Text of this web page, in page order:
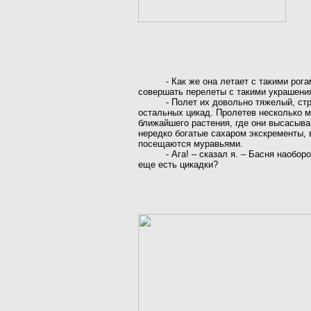
- Как же она летает с такими
совершать перелеты с такими
- Полет их довольно тяжелый,
остальных цикад. Пролетев несколько
ближайшего растения, где они
нередко богатые сахаром
посещаются муравьями.
- Ага! – сказал я. – Басня
еще есть цикадки?